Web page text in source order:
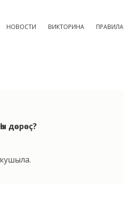
НОВОСТИ ВИКТОРИНА ПРАВИЛА
дөрөҫ?